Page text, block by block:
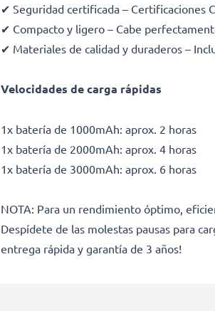
✔ Seguridad certificada – Certificaciones
✔ Compacto y ligero – Cabe
✔ Materiales de calidad y duraderos –
Velocidades de carga rápidas
1x batería de 1000mAh: aprox. 2 horas
1x batería de 2000mAh: aprox. 4 horas
1x batería de 3000mAh: aprox. 6 horas
NOTA: Para un rendimiento óptimo,
Despídete de las molestas pausas para
entrega rápida y garantía de 3 años!